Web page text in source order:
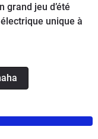
grand jeu d’été
unique à